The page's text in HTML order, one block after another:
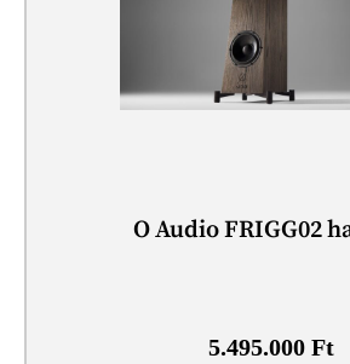
O Audio FRIGG02
5.495.000 Ft